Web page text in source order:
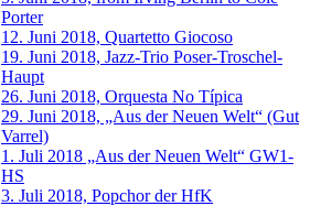
Porter
12. Juni 2018, Quartetto Giocoso
19. Juni 2018, Jazz-Trio Poser-Troschel-
Haupt
26. Juni 2018, Orquesta No Típica
29. Juni 2018, „Aus der Neuen Welt“ (Gut
Varrel)
1. Juli 2018 „Aus der Neuen Welt“ GW1-
HS
3. Juli 2018, Popchor der HfK